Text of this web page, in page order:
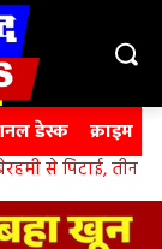
डेस्क क्राइम
से पिटाई, तीन